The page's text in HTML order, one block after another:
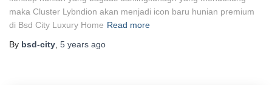
maka Cluster Lybndion akan menjadi icon baru hunian premium
di Bsd City Luxury Home Read more
By bsd-city 5 years ago